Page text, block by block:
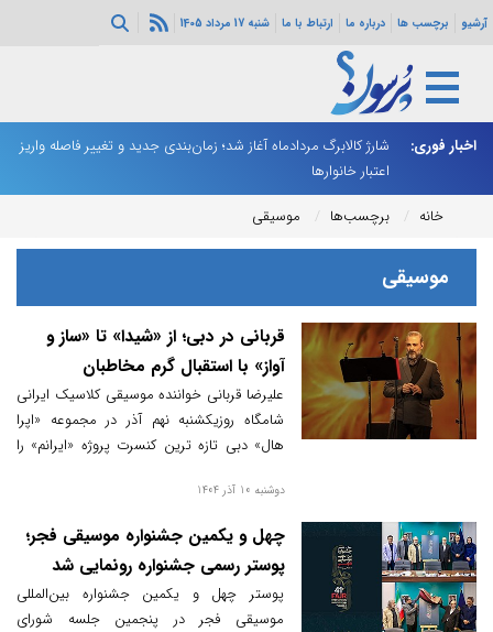
آرشیو برچسب ها درباره ما ارتباط با ما شنبه 17 مرداد 1405
اخبار فوری:
هرمز ادامه
شارژ کالابرگ مردادماه آغاز شد؛ زمان‌بندی جدید و تغییر فاصله واریز
اعتبار خانوارها
خانه
برچسب‌ها موسیقی
موسیقی
قربانی در دبی؛ از «شیدا» تا «ساز و
آواز» با استقبال گرم مخاطبان
علیرضا قربانی خواننده موسیقی کلاسیک ایرانی
شامگاه روزیکشنبه نهم آذر در مجموعه «اپرا
هال» دبی تازه ترین کنسرت پروژه «ایرانم» را
دوشنبه 10 آذر 1404
چهل و یکمین جشنواره موسیقی فجر؛
پوستر رسمی جشنواره رونمایی شد
پوستر چهل و یکمین جشنواره بین‌المللی
موسیقی فجر در پنجمین جلسه شورای